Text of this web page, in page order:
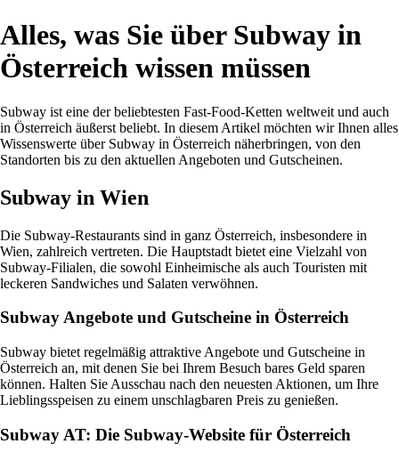
Alles, was Sie über Subway in
Österreich wissen müssen
Subway ist eine der beliebtesten Fast-Food-Ketten weltweit und auch
in Österreich äußerst beliebt. In diesem Artikel möchten wir Ihnen alles
Wissenswerte über Subway in Österreich näherbringen, von den
Standorten bis zu den aktuellen Angeboten und Gutscheinen.
Subway in Wien
Die Subway-Restaurants sind in ganz Österreich, insbesondere in
Wien, zahlreich vertreten. Die Hauptstadt bietet eine Vielzahl von
Subway-Filialen, die sowohl Einheimische als auch Touristen mit
leckeren Sandwiches und Salaten verwöhnen.
Subway Angebote und Gutscheine in Österreich
Subway bietet regelmäßig attraktive Angebote und Gutscheine in
Österreich an, mit denen Sie bei Ihrem Besuch bares Geld sparen
können. Halten Sie Ausschau nach den neuesten Aktionen, um Ihre
Lieblingsspeisen zu einem unschlagbaren Preis zu genießen.
Subway AT: Die Subway-Website für Österreich